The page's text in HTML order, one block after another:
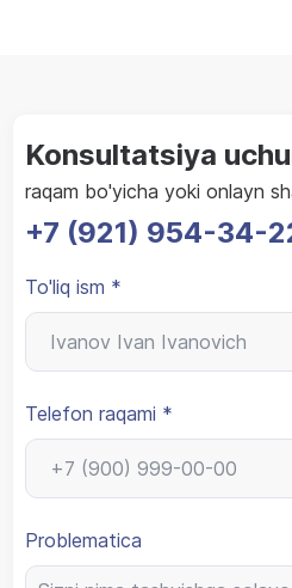
Konsultatsiya
raqam bo'yicha yoki onlayn
+7 (921) 954-34-
To'liq ism *
Telefon raqami *
Problematica